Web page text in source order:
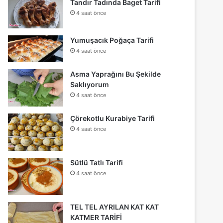
Tandır Tadında Baget Tarifi
4 saat önce
Yumuşacık Poğaça Tarifi
4 saat önce
Asma Yaprağını Bu Şekilde
Saklıyorum
4 saat önce
Çörekotlu Kurabiye Tarifi
4 saat önce
Sütlü Tatlı Tarifi
4 saat önce
TEL TEL AYRILAN KAT KAT
KATMER TARİFİ